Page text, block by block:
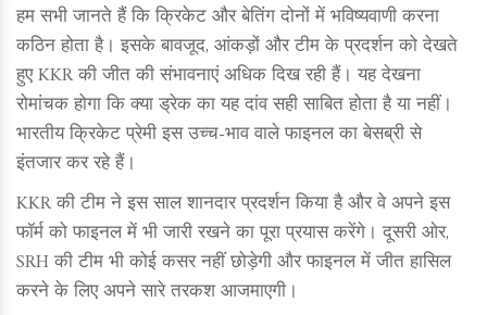
हम सभी जानते हैं कि क्रिकेट और बेतिंग दोनों में भविष्यवाणी करना
कठिन होता है। इसके बावजूद, आंकड़ों और टीम के प्रदर्शन को देखते
हुए KKR की जीत की संभावनाएं अधिक दिख रही हैं। यह देखना
रोमांचक होगा कि क्या ड्रेक का यह दांव सही साबित होता है या नहीं।
भारतीय क्रिकेट प्रेमी इस उच्च-भाव वाले फाइनल का बेसब्री से
इंतजार कर रहे हैं।
KKR की टीम ने इस साल शानदार प्रदर्शन किया है और वे अपने इस
फॉर्म को फाइनल में भी जारी रखने का पूरा प्रयास करेंगे। दूसरी ओर,
SRH की टीम भी कोई कसर नहीं छोड़ेगी और फाइनल में जीत हासिल
करने के लिए अपने सारे तरकश आजमाएगी।